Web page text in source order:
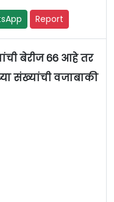
Report
बेरीज 66 आहे तर
संख्यांची वजाबाकी